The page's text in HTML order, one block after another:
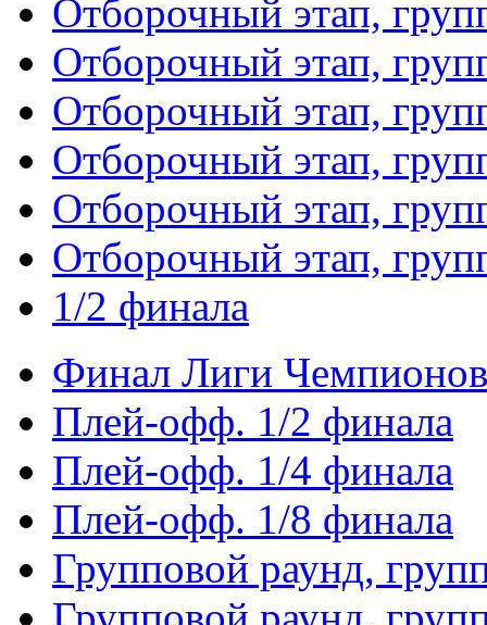
Отборочный этап,
Отборочный этап,
Отборочный этап,
Отборочный этап,
Отборочный этап,
Отборочный этап,
1/2 финала
Финал Лиги Чемпионов
Плей-офф. 1/2 финала
Плей-офф. 1/4 финала
Плей-офф. 1/8 финала
Групповой раунд,